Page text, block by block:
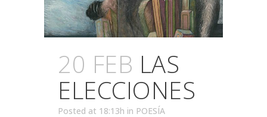
20 FEB LAS
ELECCIONES
Posted at 18:13h in POESÍA